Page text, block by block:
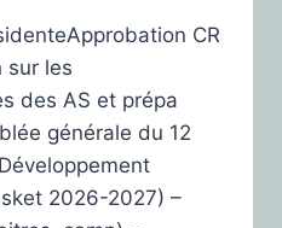
CR
sur les
des AS et prépa
générale du 12
2026-2027) –